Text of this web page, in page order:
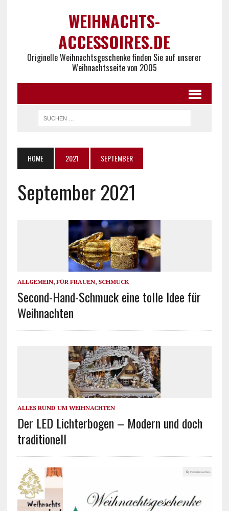
WEIHNACHTS-
ACCESSOIRES.DE
Originelle Weihnachtsgeschenke finden Sie auf unserer
Weihnachtsseite von 2005
HOME 2021 SEPTEMBER
September 2021
ALLGEMEIN, FÜR FRAUEN, SCHMUCK
Second-Hand-Schmuck eine tolle Idee für
Weihnachten
ALLES RUND UM WEIHNACHTEN
Der LED Lichterbogen – Modern und doch
traditionell